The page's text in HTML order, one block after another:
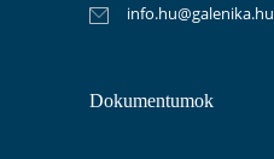
info.hu@galenika.hu
Dokumentumok